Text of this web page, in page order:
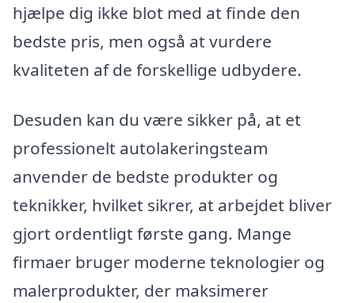
hjælpe dig ikke blot med at finde den
bedste pris, men også at vurdere
kvaliteten af de forskellige udbydere.
Desuden kan du være sikker på, at et
professionelt autolakeringsteam
anvender de bedste produkter og
teknikker, hvilket sikrer, at arbejdet bliver
gjort ordentligt første gang. Mange
firmaer bruger moderne teknologier og
malerprodukter, der maksimerer